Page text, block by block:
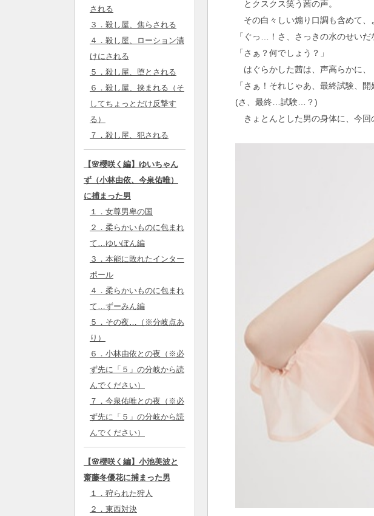
される
３．殺し屋、焦らされる
４．殺し屋、ローション漬
けにされる
５．殺し屋、堕とされる
６．殺し屋、挟まれる（そ
してちょっとだけ反撃す
る）
７．殺し屋、犯される
【🌸櫻咲く編】ゆいちゃん
ず（小林由依、今泉佑唯）
に捕まった男
１．女尊男卑の国
２．柔らかいものに包まれ
て…ゆいぽん編
３．本能に敗れたインター
ポール
４．柔らかいものに包まれ
て…ずーみん編
５．その夜…（※分岐点あ
り）
６．小林由依との夜（※必
ず先に「５」の分岐から読
んでください）
７．今泉佑唯との夜（※必
ず先に「５」の分岐から読
んでください）
【🌸櫻咲く編】小池美波と
齋藤冬優花に捕まった男
１．狩られた狩人
２．東西対決
とクスクス笑う茜の声。
その白々しい煽り口調も含めて、
「ぐっ…！さ、さっきの水のせい
「さぁ？何でしょう？」
はぐらかした茜は、声高らかに、
「さぁ！それじゃあ、最終試験、開
(さ、最終…試験…？)
きょとんとした男の身体に、今回